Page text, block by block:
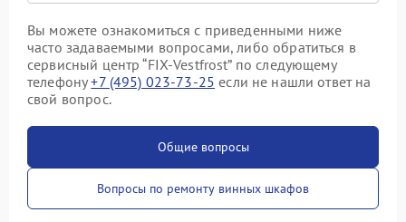
Вы можете ознакомиться с приведенными ниже
часто задаваемыми вопросами, либо обратиться в
сервисный центр “FIX-Vestfrost” по следующему
телефону+7 (495) 023-73-25 если не нашли ответ на
свой вопрос.
Общие вопросы
Вопросы по ремонту винных шкафов